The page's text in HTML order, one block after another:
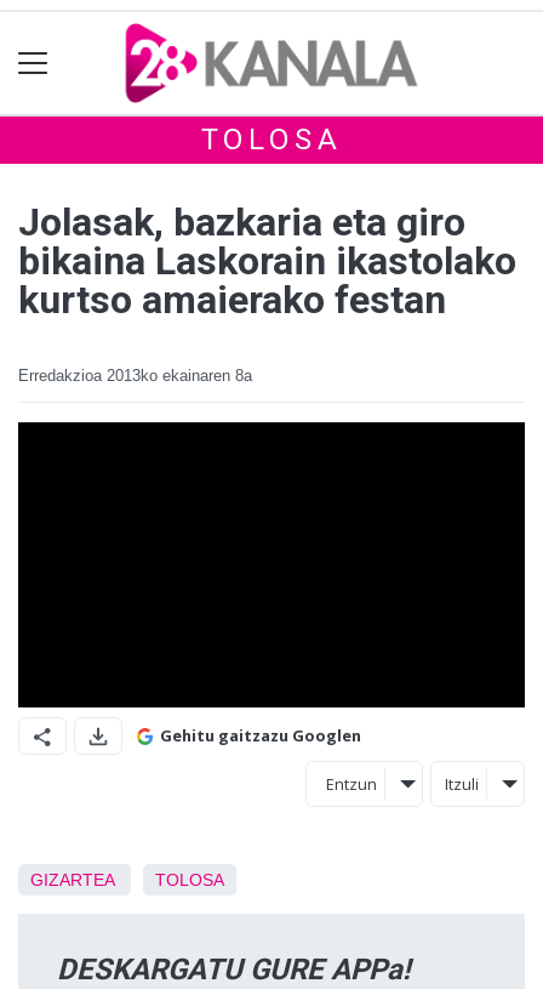
TOLOSA
Jolasak, bazkaria eta giro
bikaina Laskorain ikastolako
kurtso amaierako festan
Erredakzioa 2013ko ekainaren 8a
Gehitu gaitzazu Googlen
Entzun Itzuli
GIZARTEA TOLOSA
DESKARGATU GURE APPa!